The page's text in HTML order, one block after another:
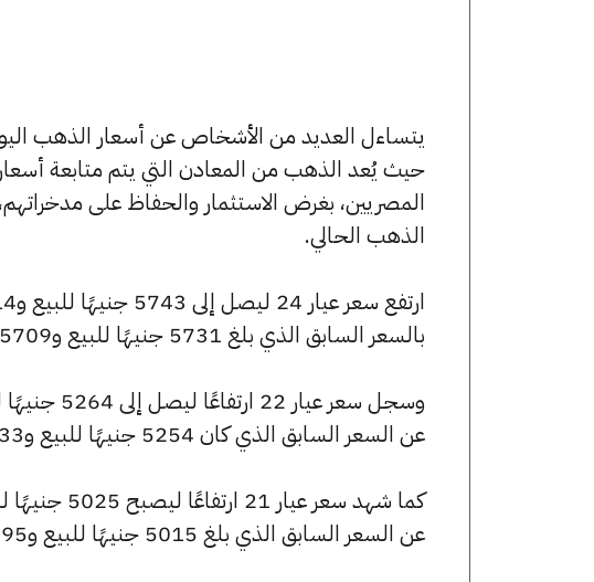
حيث يُعد الذهب من المعادن التي يتم متابعة
المصريين، بغرض الاستثمار والحفاظ على
الذهب الحالي.
بالسعر السابق الذي بلغ 5731 جنيهًا للبيع و5709 جنيهًا للشراء.
عن السعر السابق الذي كان 5254 جنيهًا للبيع و5233 جنيهًا للشراء.
عن السعر السابق الذي بلغ 5015 جنيهًا للبيع و4995 جنيهًا للشراء.